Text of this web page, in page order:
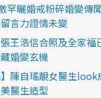
罕曬婚戒粉碎婚變傳
言力證情未變
王浩信合照及全家
婚變玄機
】陳自瑤靚女醫生
醫生造型